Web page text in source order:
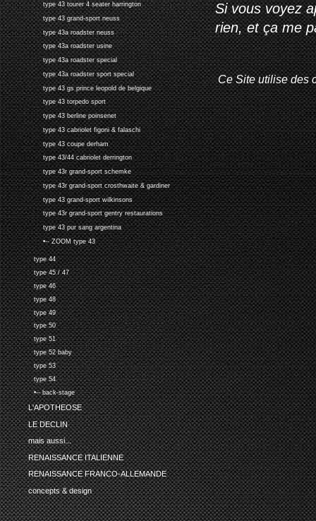
type 43 tourer 4 seater harrington
type 43 grand-sport neuss
type 43a roadster neuss
type 43a roadster usine
type 43a roadster special
type 43a roadster sport special
type 43 gs prince leopold de belgique
type 43 torpedo sport
type 43 berline poinsenet
type 43 cabriolet figoni & falaschi
type 43 coupe derham
type 43/44 cabriolet derrington
type 43r grand-sport schemke
type 43r grand-sport crosthwaite & gardiner
type 43 grand-sport wilkinsons
type 43r grand-sport gentry restaurations
type 43 pur sang argentina
•-- ZOOM type 43
type 44
type 45 / 47
type 46
type 48
type 49
type 50
type 51
type 52 baby
type 53
type 54
•-- back-stage
L'APOTHEOSE
LE DECLIN
mais aussi...
RENAISSANCE ITALIENNE
RENAISSANCE FRANCO-ALLEMANDE
concepts & design
Si vous voyez
rien, et ça me
Ce Site utilise des